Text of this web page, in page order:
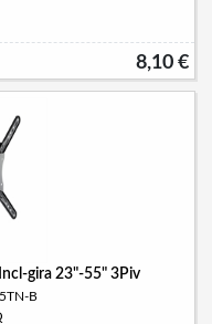
8,10 €
gira 23"-55" 3Piv
B